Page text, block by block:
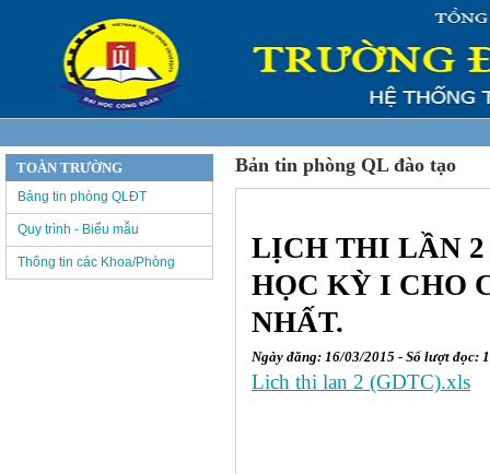
Bản tin phòng QL đào tạo
LỊCH THI LẦN 2
HỌC KỲ I CHO
NHẤT.
Ngày đăng: 16/03/2015 - Số lượt đọc:
Lich thi lan 2 (GDTC).xls
TOÀN TRƯỜNG
Bảng tin phòng QLĐT
Quy trình - Biểu mẫu
Thông tin các Khoa/Phòng